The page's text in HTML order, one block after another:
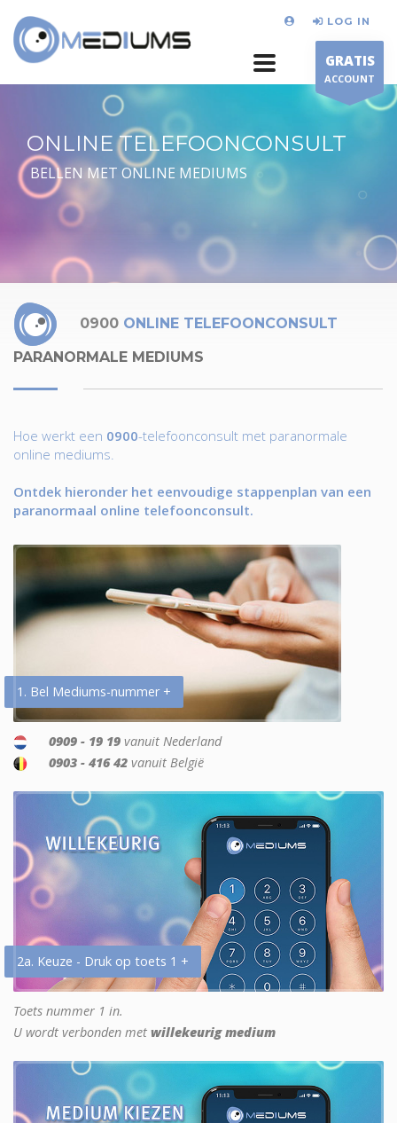
LOG IN
GRATIS
ACCOUNT
ONLINE TELEFOONCONSULT
BELLEN MET ONLINE MEDIUMS
0900 ONLINE TELEFOONCONSULT
PARANORMALE MEDIUMS
Hoe werkt een 0900-telefoonconsult met paranormale
online mediums.
Ontdek hieronder het eenvoudige stappenplan van een
paranormaal online telefoonconsult.
1. Bel Mediums-nummer +
0909 - 19 19 vanuit Nederland
0903 - 416 42 vanuit België
2a. Keuze - Druk op toets 1 +
Toets nummer 1 in.
U wordt verbonden met willekeurig medium